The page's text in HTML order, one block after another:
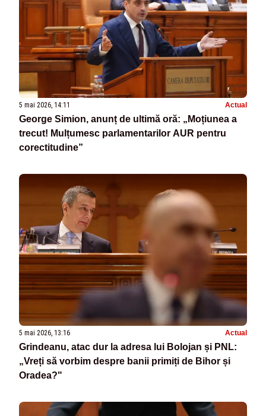
5 mai 2026, 14:11 Actual
George Simion, anunț de ultimă oră: „Moțiunea a
trecut! Mulțumesc parlamentarilor AUR pentru
corectitudine”
5 mai 2026, 13:16 Actual
Grindeanu, atac dur la adresa lui Bolojan și PNL:
„Vreți să vorbim despre banii primiți de Bihor și
Oradea?"